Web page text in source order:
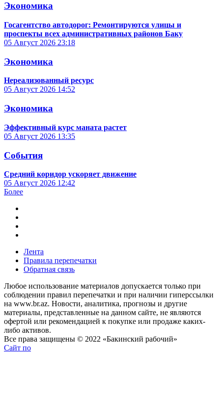
Экономика
Госагентство автодорог: Ремонтируются улицы и
проспекты всех административных районов Баку
05 Август 2026 23:18
Экономика
Нереализованный ресурс
05 Август 2026 14:52
Экономика
Эффективный курс маната растет
05 Август 2026 13:35
События
Средний коридор ускоряет движение
05 Август 2026 12:42
Более
Лента
Правила перепечатки
Обратная связь
Любое использование материалов допускается только при
соблюдении правил перепечатки и при наличии гиперссылки
на www.br.az. Новости, аналитика, прогнозы и другие
материалы, представленные на данном сайте, не являются
офертой или рекомендацией к покупке или продаже каких-
либо активов.
Все права защищены © 2022 «Бакинский рабочий»
Сайт по